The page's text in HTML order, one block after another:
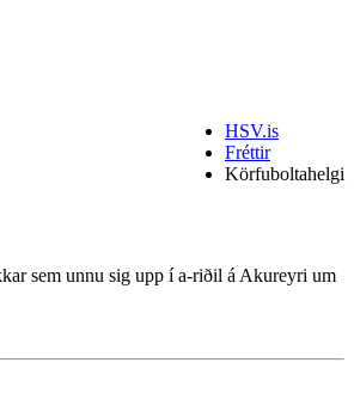
HSV.is
Fréttir
Körfuboltahelgi
sem unnu sig upp í a-riðil á Akureyri um